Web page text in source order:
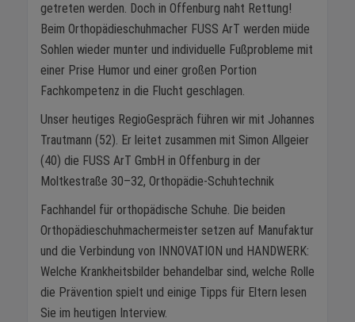
getreten werden. Doch in Offenburg naht Rettung!
Beim Orthopädieschuhmacher FUSS ArT werden müde
Sohlen wieder munter und individuelle Fußprobleme mit
einer Prise Humor und einer großen Portion
Fachkompetenz in die Flucht geschlagen.
Unser heutiges RegioGespräch führen wir mit Johannes
Trautmann (52). Er leitet zusammen mit Simon Allgeier
(40) die FUSS ArT GmbH in Offenburg in der
Moltkestraße 30–32, Orthopädie-Schuhtechnik
Fachhandel für orthopädische Schuhe. Die beiden
Orthopädieschuhmachermeister setzen auf Manufaktur
und die Verbindung von INNOVATION und HANDWERK:
Welche Krankheitsbilder behandelbar sind, welche Rolle
die Prävention spielt und einige Tipps für Eltern lesen
Sie im heutigen Interview.